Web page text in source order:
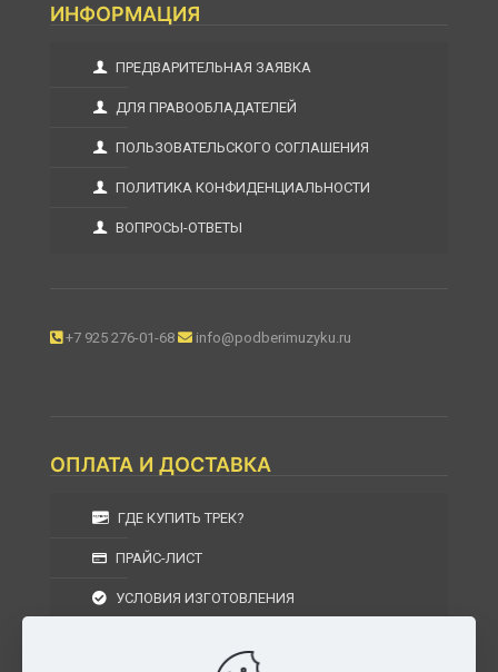
ИНФОРМАЦИЯ
ПРЕДВАРИТЕЛЬНАЯ ЗАЯВКА
ДЛЯ ПРАВООБЛАДАТЕЛЕЙ
ПОЛЬЗОВАТЕЛЬСКОГО СОГЛАШЕНИЯ
ПОЛИТИКА КОНФИДЕНЦИАЛЬНОСТИ
ВОПРОСЫ-ОТВЕТЫ
+7 925 276-01-68 info@podberimuzyku.ru
ОПЛАТА И ДОСТАВКА
ГДЕ КУПИТЬ ТРЕК?
ПРАЙС-ЛИСТ
УСЛОВИЯ ИЗГОТОВЛЕНИЯ